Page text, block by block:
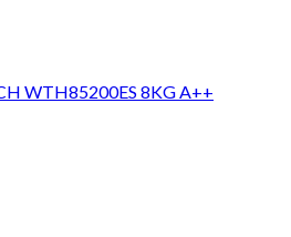
WTH85200ES 8KG A++